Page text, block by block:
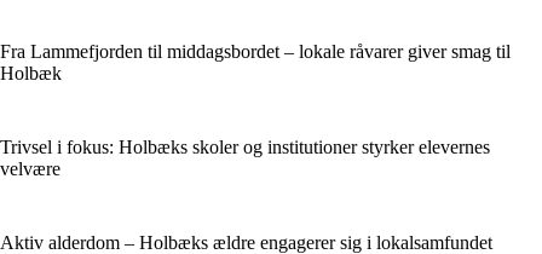
Fra Lammefjorden til middagsbordet – lokale råvarer giver smag til
Holbæk
Trivsel i fokus: Holbæks skoler og institutioner styrker elevernes
velvære
Aktiv alderdom – Holbæks ældre engagerer sig i lokalsamfundet